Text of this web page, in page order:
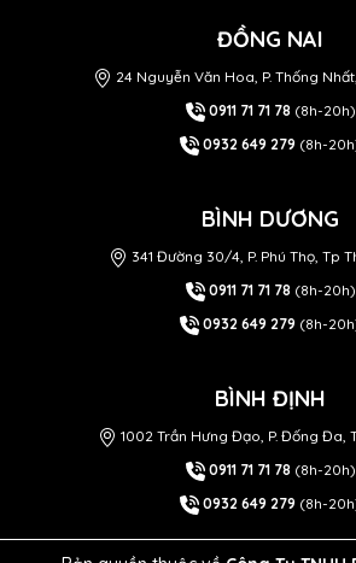
ĐỒNG NAI
24 Nguyễn Văn Hoa, P. Thống
0911 71 71 78 (8h-20h)
0932 649 279 (8h-
BÌNH DƯƠNG
341 Đường 30/4, P. Phú Thọ, Tp
0911 71 71 78 (8h-20h)
0932 649 279 (8h-
BÌNH ĐỊNH
1002 Trần Hưng Đạo, P. Đống Đa,
0911 71 71 78 (8h-20h)
0932 649 279 (8h-